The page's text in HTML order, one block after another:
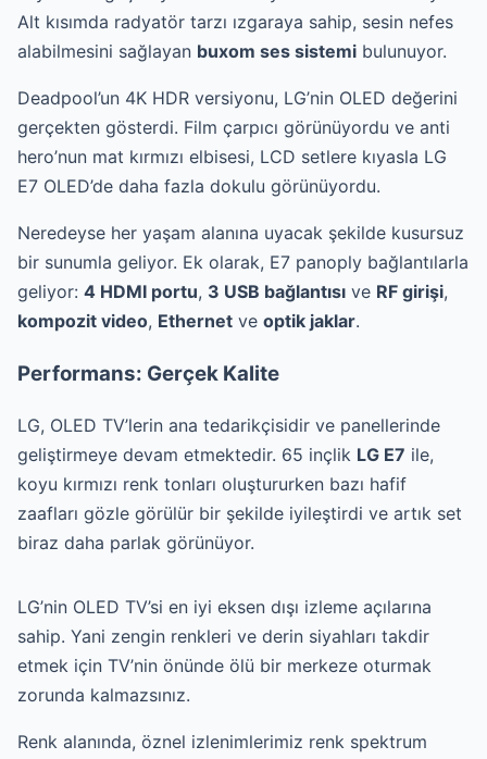
Alt kısımda radyatör tarzı ızgaraya sahip, sesin nefes
alabilmesini sağlayan buxom ses sistemi bulunuyor.
Deadpool’un 4K HDR versiyonu, LG’nin OLED değerini
gerçekten gösterdi. Film çarpıcı görünüyordu ve anti
hero’nun mat kırmızı elbisesi, LCD setlere kıyasla LG
E7 OLED’de daha fazla dokulu görünüyordu.
Neredeyse her yaşam alanına uyacak şekilde kusursuz
bir sunumla geliyor. Ek olarak, E7 panoply bağlantılarla
geliyor: 4 HDMI portu, 3 USB bağlantısı ve RF girişi,
kompozit video, Ethernet ve optik jaklar.
Performans: Gerçek Kalite
LG, OLED TV’lerin ana tedarikçisidir ve panellerinde
geliştirmeye devam etmektedir. 65 inçlik LG E7 ile,
koyu kırmızı renk tonları oluştururken bazı hafif
zaafları gözle görülür bir şekilde iyileştirdi ve artık set
biraz daha parlak görünüyor.
LG’nin OLED TV’si en iyi eksen dışı izleme açılarına
sahip. Yani zengin renkleri ve derin siyahları takdir
etmek için TV’nin önünde ölü bir merkeze oturmak
zorunda kalmazsınız.
Renk alanında, öznel izlenimlerimiz renk spektrum